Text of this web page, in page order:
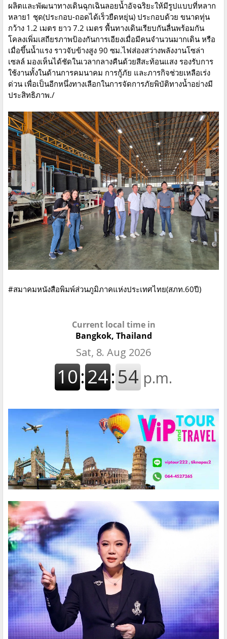
ผลิตและพัฒนาทางเดินฉุกเฉินลอยน้ำอัจฉริยะ​ให้มีรูปแบบที่หลาก
หลาย​1 ชุด(ประกอบ-ถอดได้​เร็ว​ยืดหยุ่น)​ ประกอบด้วย​ ​ขนาดทุ่น
กว้าง 1.2 เมตร​ ยาว 7.2 เมตร​ พื้นทางเดินเรียบกันลื่นพร้อม​กัน
โคลงเพิ่มเสถียรภาพป้องกันการเอียงเมื่อมีคนจำนวนมากเดิน​ หรือ
เมื่อขึ้นน้ำแรง​ ราวจับข้างสูง 90 ซม.ไฟส่องสว่างพลังงานโซล่า
เซลล์​ มองเห็นได้ชัดในเวลากลางคืนด้วยสีสะท้อนแสง​ รองรับการ
ใช้งานทั้งในด้านการคมนาคม การกู้ภัย และภารกิจช่วยเหลือเร่ง
ด่วน เพื่อเป็นอีกหนึ่งทางเลือกในการจัดการภัยพิบัติทางน้ำอย่างมี
ประสิทธิภาพ./
#สมาคมหนังสือพิมพ์ส่วนภูมิภาคแห่งประเทศไทย(สภท.60ปี)
Current local time in
Bangkok, Thailand